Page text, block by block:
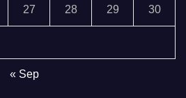
27 28 29 30
« Sep